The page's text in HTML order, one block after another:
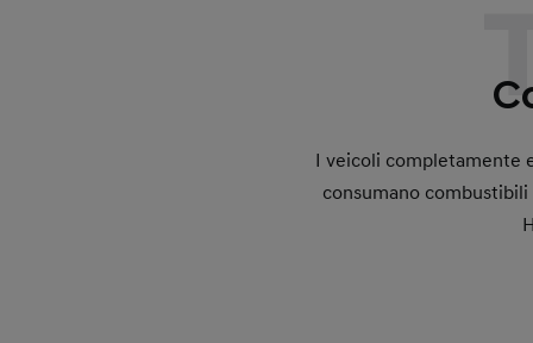
I veicoli completamente
consumano